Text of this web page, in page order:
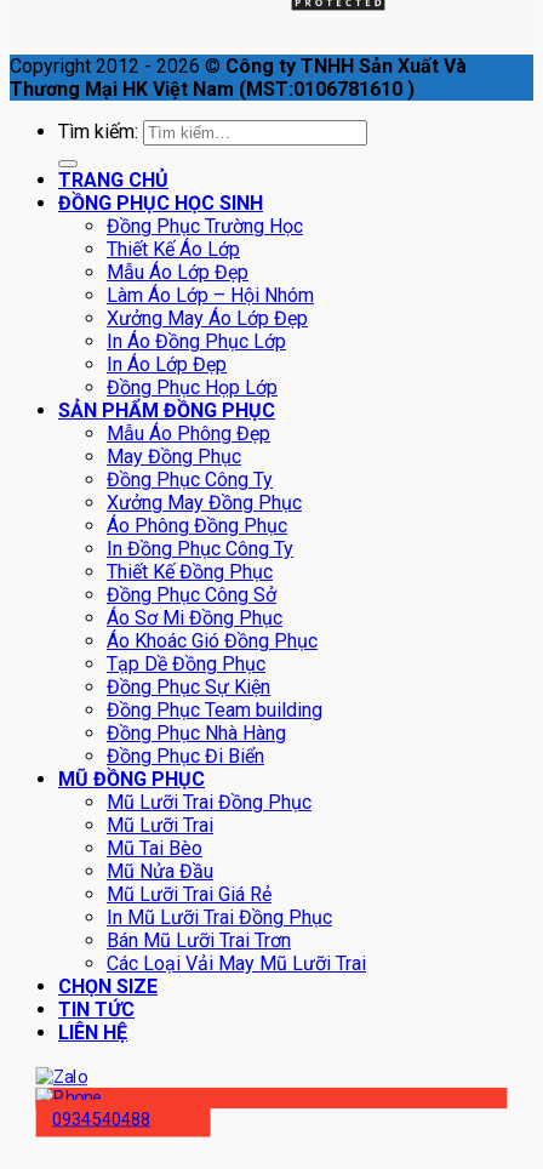
Copyright 2012 - 2026 © Công ty TNHH Sản Xuất Và
Thương Mại HK Việt Nam (MST:0106781610 )
Tìm kiếm:
TRANG CHỦ
ĐỒNG PHỤC HỌC SINH
Đồng Phục Trường Học
Thiết Kế Áo Lớp
Mẫu Áo Lớp Đẹp
Làm Áo Lớp – Hội Nhóm
Xưởng May Áo Lớp Đẹp
In Áo Đồng Phục Lớp
In Áo Lớp Đẹp
Đồng Phục Họp Lớp
SẢN PHẨM ĐỒNG PHỤC
Mẫu Áo Phông Đẹp
May Đồng Phục
Đồng Phục Công Ty
Xưởng May Đồng Phục
Áo Phông Đồng Phục
In Đồng Phục Công Ty
Thiết Kế Đồng Phục
Đồng Phục Công Sở
Áo Sơ Mi Đồng Phục
Áo Khoác Gió Đồng Phục
Tạp Dề Đồng Phục
Đồng Phục Sự Kiện
Đồng Phục Team building
Đồng Phục Nhà Hàng
Đồng Phục Đi Biển
MŨ ĐỒNG PHỤC
Mũ Lưỡi Trai Đồng Phục
Mũ Lưỡi Trai
Mũ Tai Bèo
Mũ Nửa Đầu
Mũ Lưỡi Trai Giá Rẻ
In Mũ Lưỡi Trai Đồng Phục
Bán Mũ Lưỡi Trai Trơn
Các Loại Vải May Mũ Lưỡi Trai
CHỌN SIZE
TIN TỨC
LIÊN HỆ
0934540488